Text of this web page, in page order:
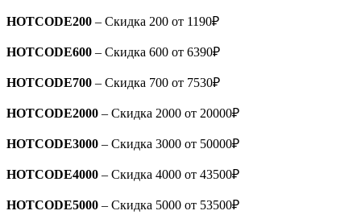
HOTCODE200 – Скидка 200 от 1190₽
HOTCODE600 – Скидка 600 от 6390₽
HOTCODE700 – Скидка 700 от 7530₽
HOTCODE2000 – Скидка 2000 от 20000₽
HOTCODE3000 – Скидка 3000 от 50000₽
HOTCODE4000 – Скидка 4000 от 43500₽
HOTCODE5000 – Скидка 5000 от 53500₽